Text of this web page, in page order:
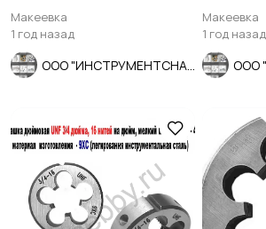
7740-71, СССР.
Макеевка
1 год назад
80,
Макеевка
1 год назад